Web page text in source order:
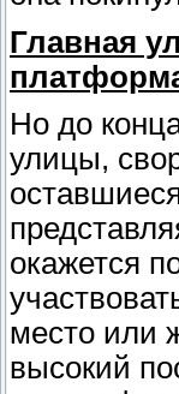
Главная
Но до
улицы,
окажется
место или
высокий